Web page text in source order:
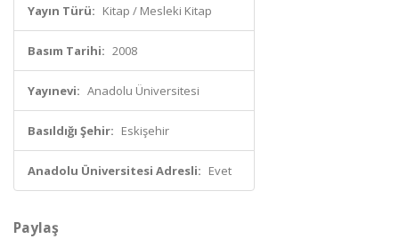
Yayın Türü: Kitap / Mesleki Kitap
Basım Tarihi: 2008
Yayınevi: Anadolu Üniversitesi
Basıldığı Şehir: Eskişehir
Anadolu Üniversitesi Adresli: Evet
Paylaş